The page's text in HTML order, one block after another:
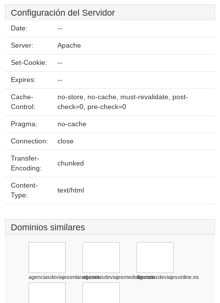
Configuración del Servidor
Date: --
Server: Apache
Set-Cookie: --
Expires: --
Cache-
Control:
no-store, no-cache, must-revalidate, post-
check=0, pre-check=0
Pragma: no-cache
Connection: close
Transfer-
Encoding:
chunked
Content-
Type:
text/html
Dominios similares
agenciasdeviajesenlared.comagenciasdeviajesmedellin.comagenciasdeviajesonline.es